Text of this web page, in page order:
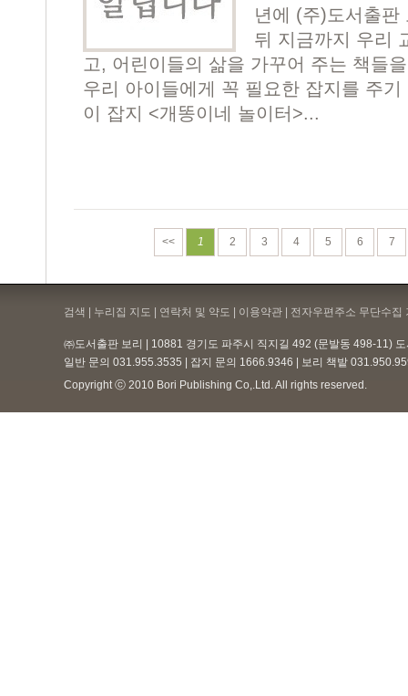
년에 (주)도서출판
뒤 지금까지 우리
고, 어린이들의 삶을 가꾸어 주는 책들
우리 아이들에게 꼭 필요한 잡지를 주
이 잡지 <개똥이네 놀이터>...
<< 1 2 3 4 5 6 7
검색 | 누리집 지도 | 연락처 및 약도 | 이용약관 | 전자우편주소 무단수집
㈜도서출판 보리 | 10881 경기도 파주시 직지길 492 (문발동 498-11)
일반 문의 031.955.3535 | 잡지 문의 1666.9346 | 보리 책밭
Copyright ⓒ 2010 Bori Publishing Co,.Ltd. All rights reserved.